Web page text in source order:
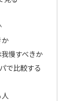
慢すべきか
で比較する